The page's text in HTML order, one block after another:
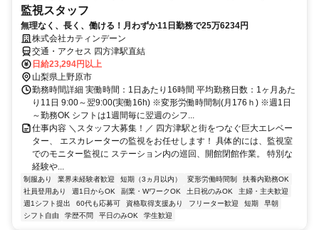
監視スタッフ
無理なく、長く、働ける！月わずか11日勤務で25万6234円
株式会社カティンデーン
交通・アクセス 四方津駅直結
日給23,294円以上
山梨県上野原市
勤務時間詳細 実働時間：1日あたり16時間 平均勤務日数：1ヶ月あた
り11日 9:00～翌9:00(実働16h) ※変形労働時間制(月176ｈ) ※週1日
～勤務OK シフトは1週間毎に翌週のシフ...
仕事内容 ＼スタッフ大募集！／ 四方津駅と街をつなぐ巨大エレベー
ター、 エスカレーターの監視をお任せします！ 具体的には、監視室
でのモニター監視に ステーション内の巡回、開館閉館作業。 特別な
経験や...
制服あり 業界未経験者歓迎 短期（3ヵ月以内） 変形労働時間制
扶養内勤務OK
社員登用あり
週1日からOK 副業・WワークOK 土日祝のみOK
主婦・主夫歓迎
週1シフト提出
60代も応募可 資格取得支援あり フリーター歓迎 短期
早朝
シフト自由
学歴不問 平日のみOK 学生歓迎